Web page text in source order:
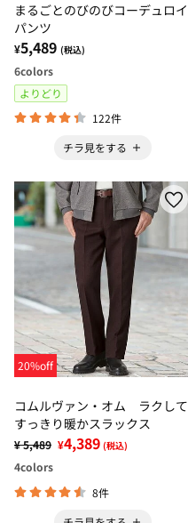
まるごとのびのびコーデュロイ
パンツ
¥5,489 (税込)
6colors
よりどり
122件
チラ見をする
20%off
コムルヴァン・オム ラクして
すっきり暖かスラックス
¥ 5,489 ¥4,389 (税込)
4colors
8件